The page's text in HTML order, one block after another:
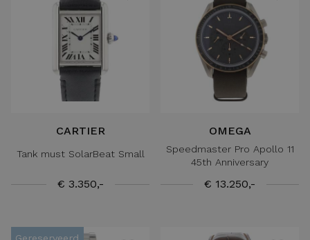
CARTIER
Tank must SolarBeat Small
€ 3.350,-
OMEGA
Speedmaster Pro Apollo 11
45th Anniversary
€ 13.250,-